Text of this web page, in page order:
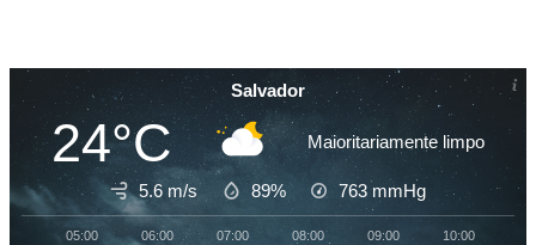
Salvador
24°C Maioritariamente limpo
5.6 m/s 89% 763 mmHg
05:00 06:00 07:00 08:00 09:00 10:00